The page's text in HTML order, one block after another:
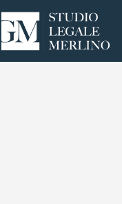
al
contenuto